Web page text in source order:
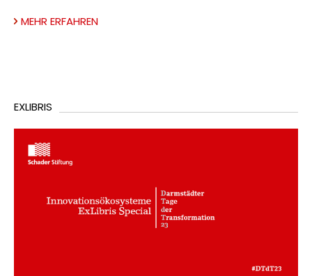
MEHR ERFAHREN
EXLIBRIS